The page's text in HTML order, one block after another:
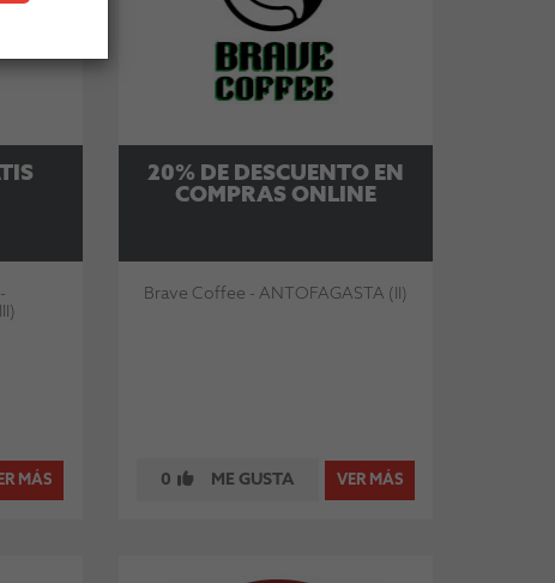
MÁS
20% DE DESCUENTO EN
COMPRAS ONLINE
Brave Coffee - ANTOFAGASTA (II)
0 ME GUSTA VER MÁS